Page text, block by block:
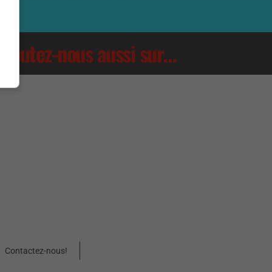
Écoutez-nous aussi sur…
Contactez-nous!